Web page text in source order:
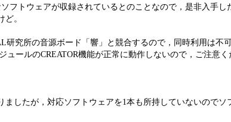
フトウェアが収録されているとのことなので，是非入手し
。
究所の音源ボード「響」と競合するので，同時利用は不可
ールのCREATOR機能が正常に動作しないので，ご注意く
したが，対応ソフトウェアを1本も所持していないのでソ